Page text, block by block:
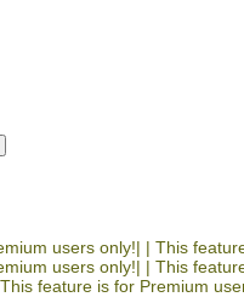
users only!| | This
users only!| | This
This feature is for Premium